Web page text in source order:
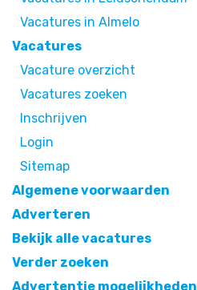
Vacatures in Almelo
Vacatures
Vacature overzicht
Vacatures zoeken
Inschrijven
Login
Sitemap
Algemene voorwaarden
Adverteren
Bekijk alle vacatures
Verder zoeken
Advertentie mogelijkheden